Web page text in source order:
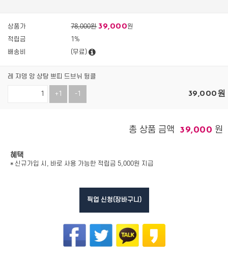
상품가 78,000원 39,000원
적립금
1%
배송비
(무료)
레 쟈뎅 앙 샹탕 쁘띠 드브뉘 뒹클
+1 -1 39,000원
총 상품 금액 39,000 원
혜택
* 신규가입 시, 바로 사용 가능한 적립금 5,000원 지급
픽업 신청(장바구니)